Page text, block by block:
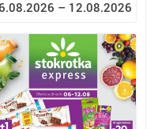
– 12.08.2026